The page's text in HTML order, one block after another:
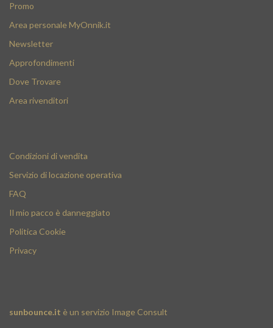
Promo
Area personale MyOnnik.it
Newsletter
Approfondimenti
Dove Trovare
Area rivenditori
Condizioni di vendita
Servizio di locazione operativa
FAQ
Il mio pacco è danneggiato
Politica Cookie
Privacy
sunbounce.it è un servizio Image Consult